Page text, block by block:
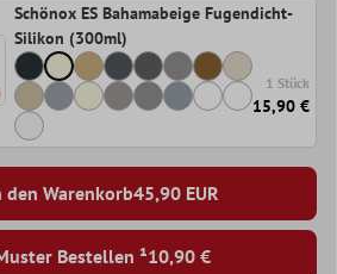
Schönox ES Bahamabeige Fugendicht-
Silikon (300ml)
1 Stück
15,90 €
den Warenkorb45,90 EUR
Bestellen ¹10,90 €